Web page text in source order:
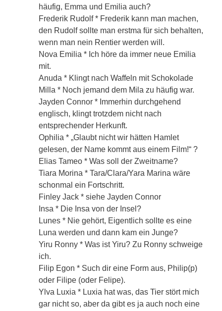
häufig, Emma und Emilia auch?
Frederik Rudolf * Frederik kann man machen,
den Rudolf sollte man erstma für sich behalten,
wenn man nein Rentier werden will.
Nova Emilia * Ich höre da immer neue Emilia
mit.
Anuda * Klingt nach Waffeln mit Schokolade
Milla * Noch jemand dem Mila zu häufig war.
Jayden Connor * Immerhin durchgehend
englisch, klingt trotzdem nicht nach
entsprechender Herkunft.
Ophilia * „Glaubt nicht wir hätten Hamlet
gelesen, der Name kommt aus einem Film!“ ?
Elias Tameo * Was soll der Zweitname?
Tiara Morina * Tara/Clara/Yara Marina wäre
schonmal ein Fortschritt.
Finley Jack * siehe Jayden Connor
Insa * Die Insa von der Insel?
Lunes * Nie gehört, Eigentlich sollte es eine
Luna werden und dann kam ein Junge?
Yiru Ronny * Was ist Yiru? Zu Ronny schweige
ich.
Filip Egon * Such dir eine Form aus, Philip(p)
oder Filipe (oder Felipe).
Ylva Luxia * Luxia hat was, das Tier stört mich
gar nicht so, aber da gibt es ja auch noch eine